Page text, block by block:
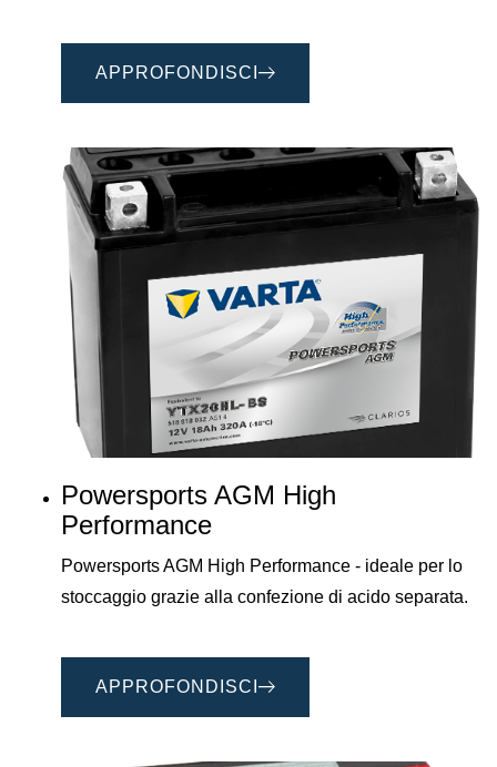
APPROFONDISCI
Powersports AGM High
Performance
Powersports AGM High Performance - ideale per lo
stoccaggio grazie alla confezione di acido separata.
APPROFONDISCI